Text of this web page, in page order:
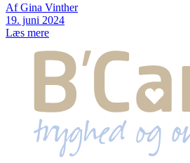
Af Gina Vinther
19. juni 2024
Læs mere